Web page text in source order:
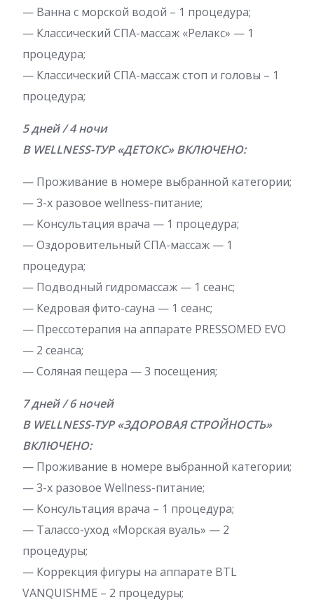
— Ванна с морской водой – 1 процедура;
— Классический СПА-массаж «Релакс» — 1
процедура;
— Классический СПА-массаж стоп и головы – 1
процедура;
5 дней / 4 ночи
В WELLNESS-ТУР «ДЕТОКС» ВКЛЮЧЕНО:
— Проживание в номере выбранной категории;
— 3-х разовое wellness-питание;
— Консультация врача — 1 процедура;
— Оздоровительный СПА-массаж — 1
процедура;
— Подводный гидромассаж — 1 сеанс;
— Кедровая фито-сауна — 1 сеанс;
— Прессотерапия на аппарате PRESSOMED EVO
— 2 сеанса;
— Соляная пещера — 3 посещения;
7 дней / 6 ночей
В WELLNESS-ТУР «ЗДОРОВАЯ СТРОЙНОСТЬ»
ВКЛЮЧЕНО:
— Проживание в номере выбранной категории;
— 3-х разовое Wellness-питание;
— Консультация врача – 1 процедура;
— Талассо-уход «Морская вуаль» — 2
процедуры;
— Коррекция фигуры на аппарате BTL
VANQUISHME – 2 процедуры;